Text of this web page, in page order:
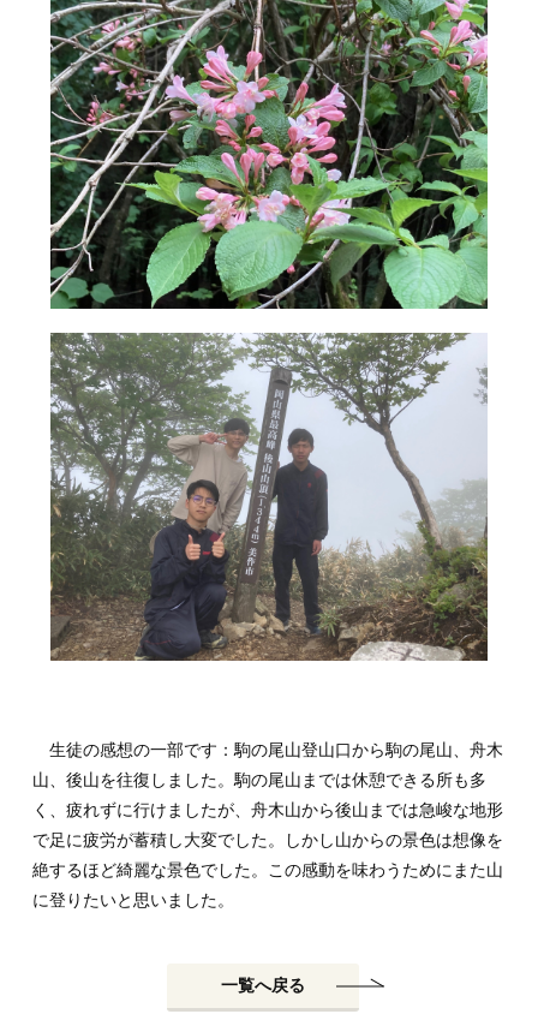
生徒の感想の一部です：駒の尾山登山口から駒の尾山、舟木
山、後山を往復しました。駒の尾山までは休憩できる所も多
く、疲れずに行けましたが、舟木山から後山までは急峻な地形
で足に疲労が蓄積し大変でした。しかし山からの景色は想像を
絶するほど綺麗な景色でした。この感動を味わうためにまた山
に登りたいと思いました。
一覧へ戻る